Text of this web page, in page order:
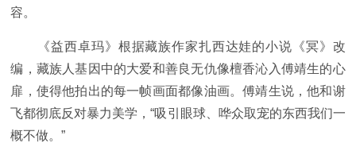
容。
《益西卓玛》根据藏族作家扎西达娃的小说《冥》改
编，藏族人基因中的大爱和善良无仇像檀香沁入傅靖生的心
扉，使得他拍出的每一帧画面都像油画。傅靖生说，他和谢
飞都彻底反对暴力美学，“吸引眼球、哗众取宠的东西我们一
概不做。”